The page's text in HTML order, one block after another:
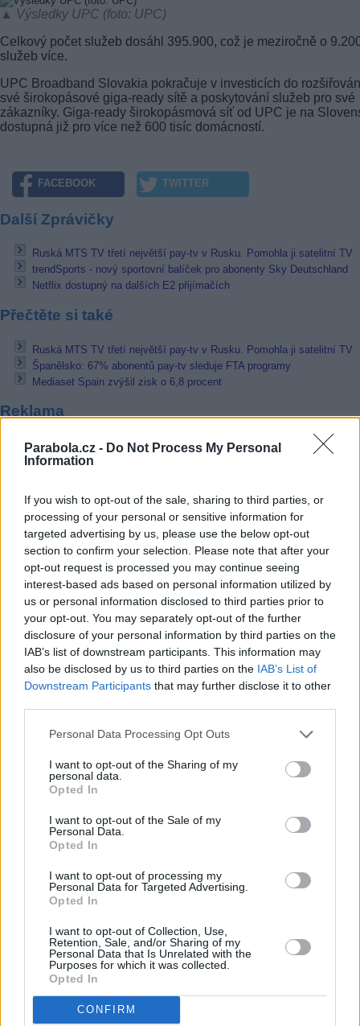
Parabola.cz - Do Not Process My Personal
Information
If you wish to opt-out of the sale, sharing to third parties, or
processing of your personal or sensitive information for
targeted advertising by us, please use the below opt-out
section to confirm your selection. Please note that after your
opt-out request is processed you may continue seeing
interest-based ads based on personal information utilized by
us or personal information disclosed to third parties prior to
your opt-out. You may separately opt-out of the further
disclosure of your personal information by third parties on the
IAB’s list of downstream participants. This information may
also be disclosed by us to third parties on the IAB’s List of
Downstream Participants that may further disclose it to other
Personal Data Processing Opt Outs
I want to opt-out of the Sharing of my
personal data.
Opted In
I want to opt-out of the Sale of my
Personal Data.
Opted In
I want to opt-out of processing my
Personal Data for Targeted Advertising.
Opted In
I want to opt-out of Collection, Use,
Retention, Sale, and/or Sharing of my
Personal Data that Is Unrelated with the
Purposes for which it was collected.
Opted In
CONFIRM
▲ Výsledky UPC (foto: UPC)
Celkový počet služeb dosáhl 395.900, což je meziročně o
služeb více.
UPC Broadband Slovakia pokračuje v investicích do
své širokopásové giga-ready sítě a poskytování služeb pro své
zákazníky. Giga-ready širokopásmová síť od UPC je na
dostupná již pro více než 600 tisíc domácností.
FACEBOOK TWITTER
Další Zprávičky
Ruská MTS TV třetí největší pay-tv v Rusku. Pomohla ji satelitní TV
trendSports - nový sportovní balíček pro abonenty Sky Deutschland
Netflix dostupný na dalších E2 přijímačích
Přečtěte si také
Ruská MTS TV třetí největší pay-tv v Rusku. Pomohla ji satelitní TV
Španělsko: 67% abonentů pay-tv sleduje FTA programy
Mediaset Spain zvýšil zisk o 6,8 procent
Reklama
Pracovní nabídky
07.08.2026 - Bosch Powertrain s.r.o. Jihlava • obsluha CNC strojů •
48.400 Kč • náborový bonus 50.000 Kč • příspěvek na ubytování
okres Jihlava)
07.08.2026 -Specialista pro elektronická zařízení údržby (m/ž) (tř.
Klementa 869, Mladá Boleslav II)
06.08.2026 -Bosch Powertrain s.r.o. Jihlava • CNC operátor• mzda
Kč • náborový bonus 50.000 Kč • příspěvek na ubytování (Jihlava,
Jihlava)
06.08.2026 -Bosch Powertrain s.r.o. • montážní dělník • mzda 44.700
týdenní zálohy na mzdu 2.000 Kč (Jihlava, okres Jihlava)
... další nabídky zaměstnání
Vybrané články
Prima sport - co nabídne v prvním
vysílacím týdnu
Parabola.cz
Dovolená u moře•Bazény